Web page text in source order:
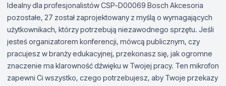
Idealny dla profesjonalistów CSP-D00069 Bosch Akcesoria
pozostałe, 27 został zaprojektowany z myślą o wymagających
użytkownikach, którzy potrzebują niezawodnego sprzętu. Jeśli
jesteś organizatorem konferencji, mówcą publicznym, czy
pracujesz w branży edukacyjnej, przekonasz się, jak ogromne
znaczenie ma klarowność dźwięku w Twojej pracy. Ten mikrofon
zapewni Ci wszystko, czego potrzebujesz, aby Twoje przekazy